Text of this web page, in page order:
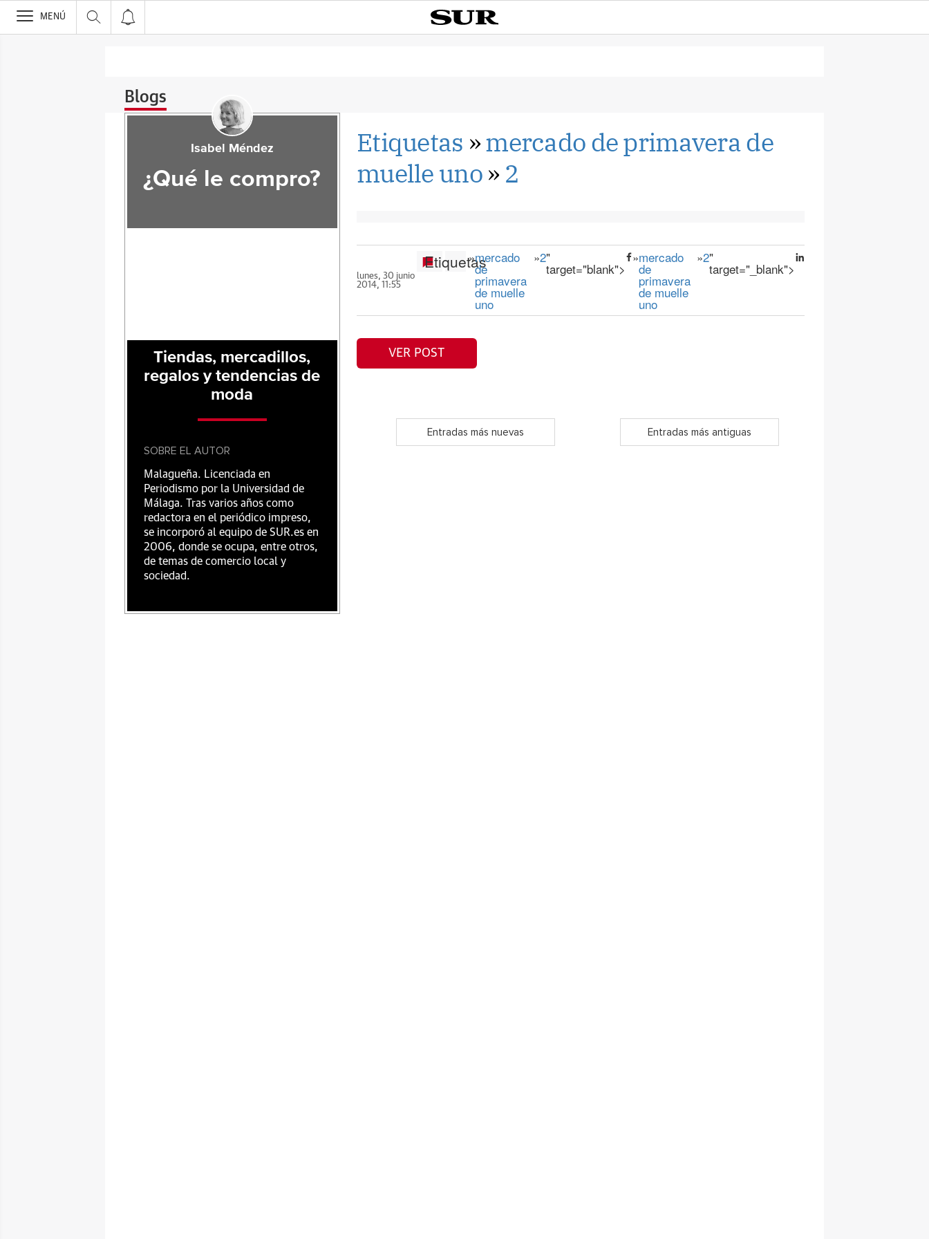
>
MENÚ
Blogs
Etiquetas »mercado de primavera de
muelle uno» 2
lunes, 30 junio
2014, 11:55
Etiquetas
»mercado
de
primavera
de muelle
uno
»2"
target="blank">
»mercado
de
primavera
de muelle
uno
»2"
target="_blank">
VER POST
Entradas más nuevas Entradas más antiguas
Isabel Méndez
¿Qué le compro?
Tiendas, mercadillos,
regalos y tendencias de
moda
SOBRE EL AUTOR
Malagueña. Licenciada en
Periodismo por la Universidad de
Málaga. Tras varios años como
redactora en el periódico impreso,
se incorporó al equipo de SUR.es en
2006, donde se ocupa, entre otros,
de temas de comercio local y
sociedad.